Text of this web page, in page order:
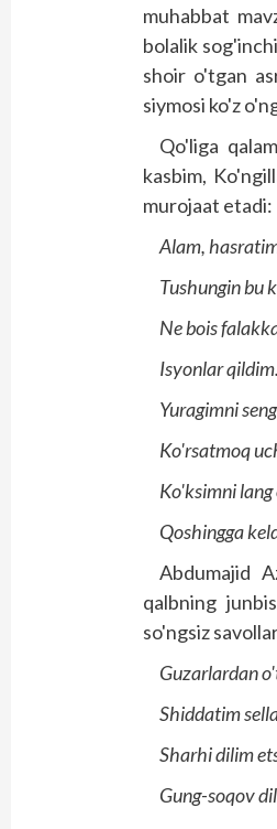
muhabbat
bolalik
shoir o'tgan
siymosi ko'z
Qo'liga
kasbim,
murojaat etadi:
Alam,
Tushungin bu
Ne bois
Isyonlar qildim.
Yuragimni
Ko'rsatmoq
Ko'ksimni
Qoshingga
Abdumajid
qalbning
so'ngsiz
Guzarlardan
Shiddatim
Sharhi dilim
Gung-soqov